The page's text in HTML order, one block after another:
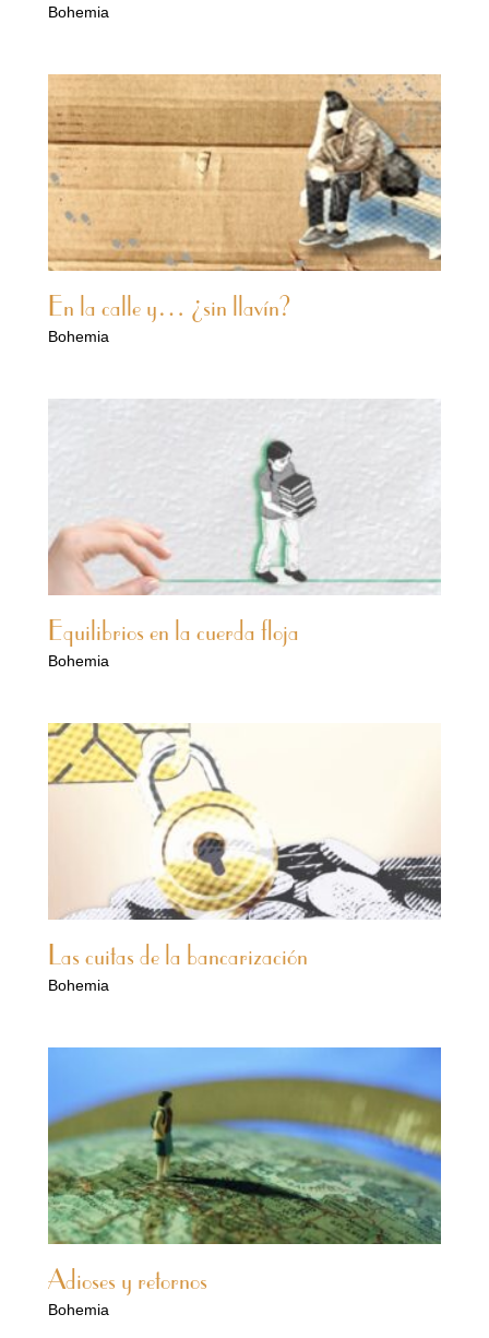
Bohemia
En la calle y… ¿sin llavín?
Bohemia
Equilibrios en la cuerda floja
Bohemia
Las cuitas de la bancarización
Bohemia
Adioses y retornos
Bohemia